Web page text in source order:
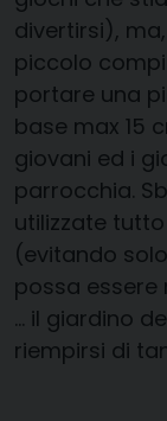
divertirsi),
piccolo
portare una
base max 15
giovani ed i
parrocchia.
utilizzate
(evitando
possa essere
… il giardino
riempirsi di